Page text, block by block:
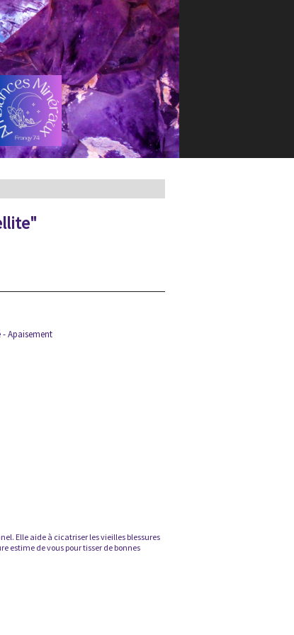
- Apaisement
Elle aide à cicatriser les vieilles blessures
estime de vous pour tisser de bonnes